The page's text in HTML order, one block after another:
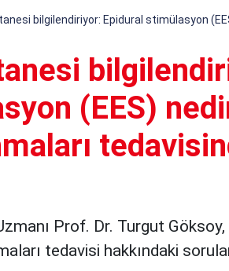
bilgilendiriyor: Epidural stimülasyon
(EES)
Prof. Dr. Turgut
tedavisi hakkındaki